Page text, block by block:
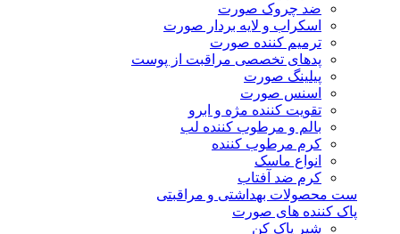
ضد چروک صورت
اسکراب و لایه بردار صورت
ترمیم کننده صورت
پدهای تخصصی مراقبت از پوست
پیلینگ صورت
اسنس صورت
تقویت کننده مژه و ابرو
بالم و مرطوب کننده لب
کرم مرطوب کننده
انواع ماسک
کرم ضد آفتاب
ست محصولات بهداشتی و مراقبتی
پاک کننده های صورت
شیر پاک کن